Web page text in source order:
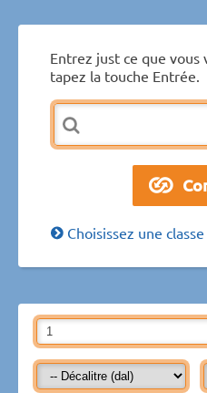
Entrez just ce que
tapez la touche Entrée.
Choisissez une